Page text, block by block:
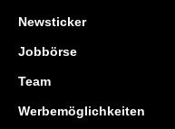
Newsticker
Jobbörse
Team
Werbemöglichkeiten